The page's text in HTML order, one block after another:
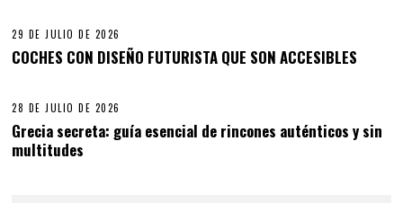
29 DE JULIO DE 2026
COCHES CON DISEÑO FUTURISTA QUE SON ACCESIBLES
28 DE JULIO DE 2026
Grecia secreta: guía esencial de rincones auténticos y sin
multitudes